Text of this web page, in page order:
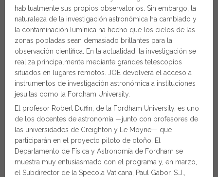
habitualmente sus propios observatorios. Sin embargo, la
naturaleza de la investigación astronómica ha cambiado y
la contaminación lumínica ha hecho que los cielos de las
zonas pobladas sean demasiado brillantes para la
observación científica. En la actualidad, la investigación se
realiza principalmente mediante grandes telescopios
situados en lugares remotos. JOE devolverá el acceso a
instrumentos de investigación astronómica a instituciones
jesuitas como la Fordham University.
El profesor Robert Duffin, de la Fordham University, es uno
de los docentes de astronomía —junto con profesores de
las universidades de Creighton y Le Moyne— que
participarán en el proyecto piloto de otoño. El
Departamento de Física y Astronomía de Fordham se
muestra muy entusiasmado con el programa y, en marzo,
el Subdirector de la Specola Vaticana, Paul Gabor, S.J.,